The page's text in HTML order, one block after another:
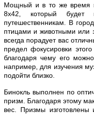
Мощный и в то же время
8x42, который будет
путешественникам. В
птицами и животными или
всегда порадует вас
предел фокусировки
благодаря чему его
например, для изучения
подойти близко.
Бинокль выполнен по
призм. Благодаря этому
вес. Призмы изготовлены